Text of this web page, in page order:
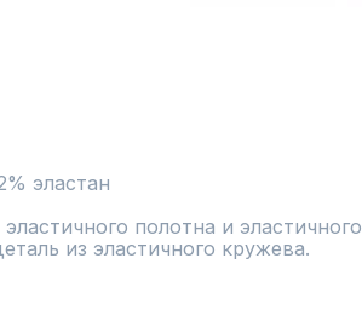
эластан
полотна и эластичного
из эластичного кружева.